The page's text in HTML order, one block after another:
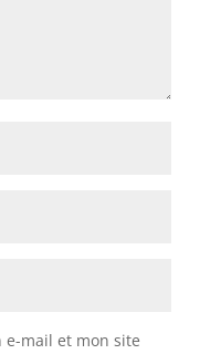
e-mail et mon site